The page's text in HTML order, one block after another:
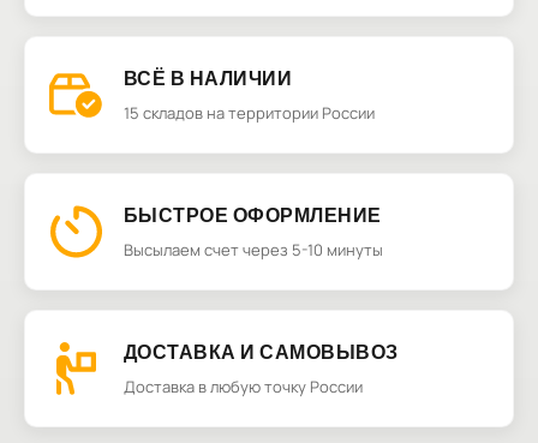
ВСЁ В НАЛИЧИИ
15 складов на территории России
БЫСТРОЕ ОФОРМЛЕНИЕ
Высылаем счет через 5-10 минуты
ДОСТАВКА И САМОВЫВОЗ
Доставка в любую точку России